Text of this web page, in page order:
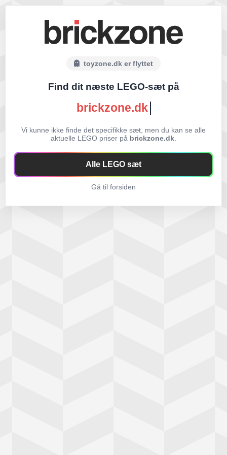
toyzone.dk er flyttet
Find dit næste LEGO-sæt på
brickzone.dk
Vi kunne ikke finde det specifikke sæt, men du kan se alle
aktuelle LEGO priser på brickzone.dk
Alle LEGO sæt
Gå til forsiden